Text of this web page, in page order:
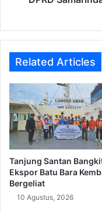
Related Articles
Tanjung Santan
Ekspor Batu Bara
Bergeliat
10 Agustus, 2026